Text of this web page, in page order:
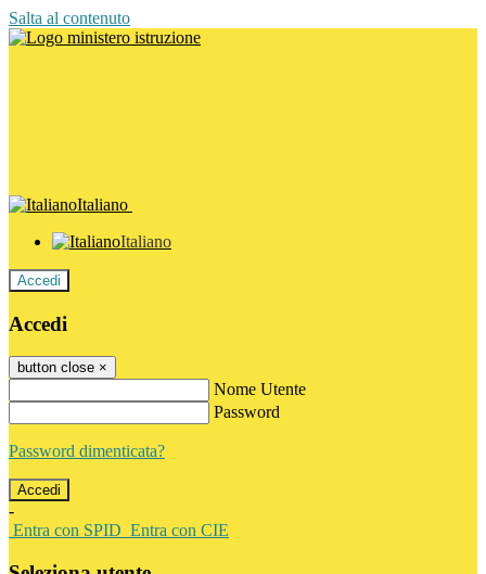
Salta al contenuto
Italiano
Italiano
Accedi
Accedi
button close ×
Nome Utente
Password
Password dimenticata?
-
Entra con SPID Entra con CIE